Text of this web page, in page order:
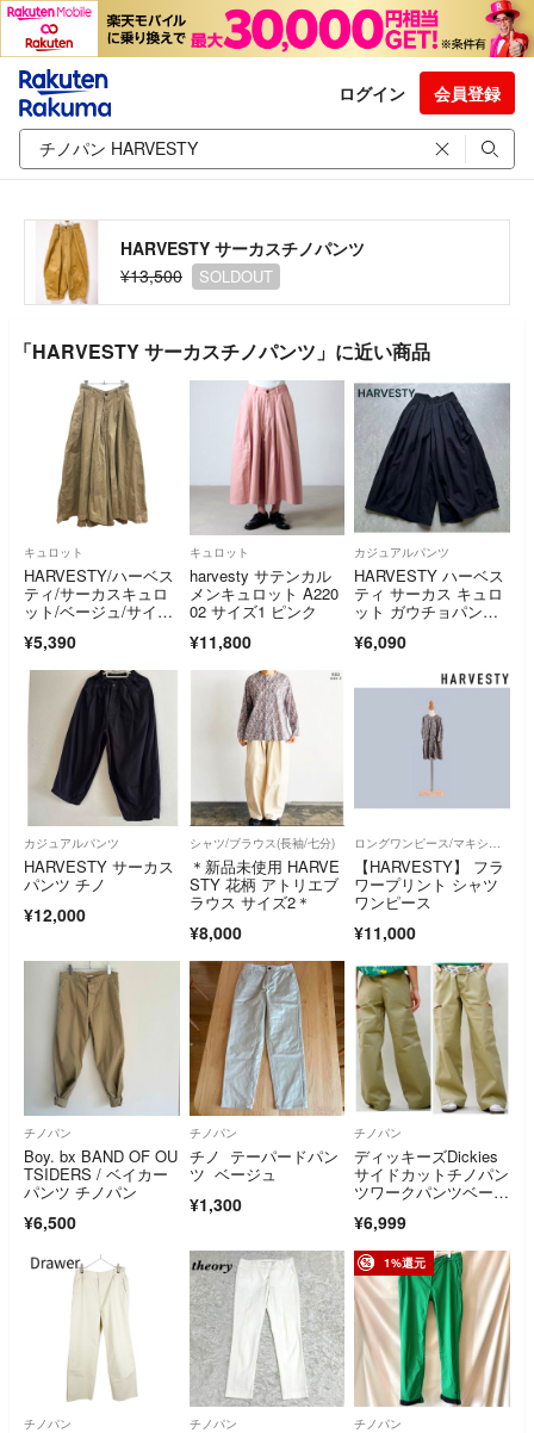
ログイン 会員登録
HARVESTY サーカスチノパンツ
¥13,500
SOLDOUT
「HARVESTY サーカスチノパンツ」に近い商品
キュロット
HARVESTY/ハーベス
ティ/サーカスキュロ
ット/ベージュ/サイズ
¥5,390
キュロット
harvesty サテンカル
メンキュロット A220
02 サイズ1 ピンク
¥11,800
カジュアルパンツ
HARVESTY ハーベス
ティ サーカス キュロ
ット ガウチョパン
¥6,090
カジュアルパンツ
HARVESTY サーカス
パンツ チノ
¥12,000
シャツ/ブラウス(長袖/七分)
＊新品未使用 HARVE
STY 花柄 アトリエブ
ラウス サイズ2＊
¥8,000
ロングワンピース/マキシワンピース
【HARVESTY】 フラ
ワープリント シャツ
ワンピース
¥11,000
チノパン
Boy. bx BAND OF OU
TSIDERS / ベイカー
パンツ チノパン
¥6,500
チノパン
チノ テーパードパン
ツ ベージュ
¥1,300
チノパン
ディッキーズDickies
サイドカットチノパン
ツワークパンツベージ
¥6,999
チノパン チノパン
1%還元
チノパン